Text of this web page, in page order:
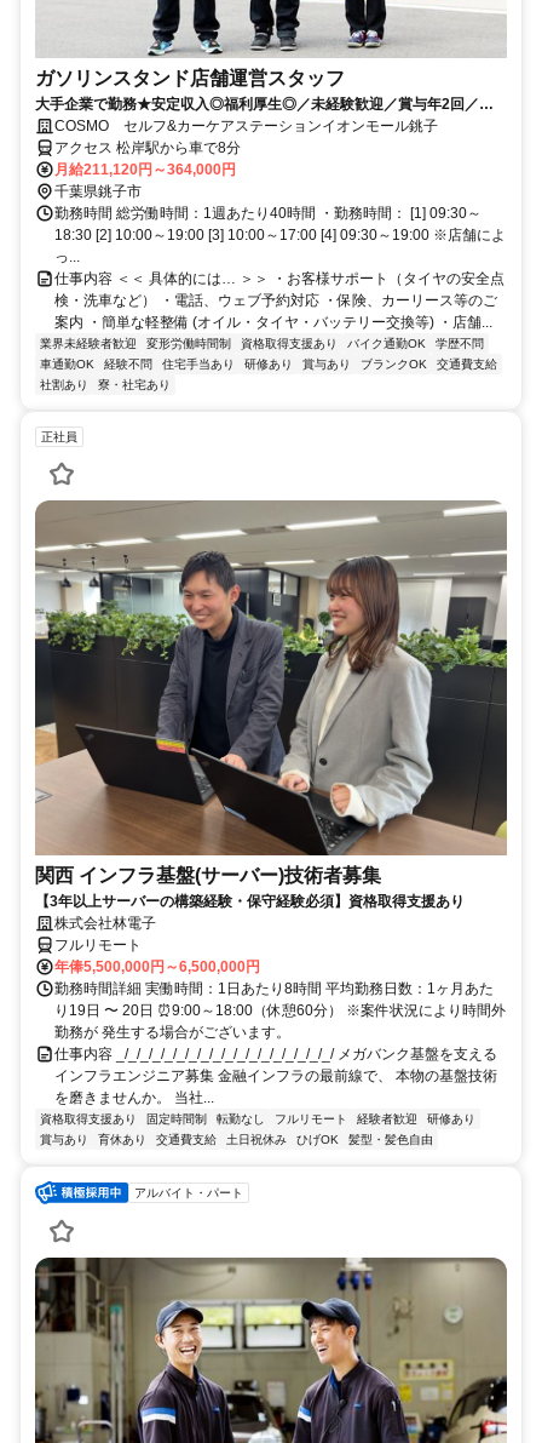
ガソリンスタンド店舗運営スタッフ
大手企業で勤務★安定収入◎福利厚生◎／未経験歓迎／賞与年2回／月9
～12日休み+休暇制度も充実◎／サービス残業無し
COSMO セルフ&カーケアステーションイオンモール銚子
アクセス 松岸駅から車で8分
月給211,120円～364,000円
千葉県銚子市
勤務時間 総労働時間：1週あたり40時間 ・勤務時間： [1] 09:30～
18:30 [2] 10:00～19:00 [3] 10:00～17:00 [4] 09:30～19:00 ※店舗によ
っ...
仕事内容 ＜＜ 具体的には… ＞＞ ・お客様サポート（タイヤの安全点
検・洗車など） ・電話、ウェブ予約対応 ・保険、カーリース等のご
案内 ・簡単な軽整備 (オイル・タイヤ・バッテリー交換等) ・店舗...
業界未経験者歓迎 変形労働時間制 資格取得支援あり バイク通勤OK
学歴不問
車通勤OK
経験不問 住宅手当あり 研修あり 賞与あり ブランクOK
交通費支給
社割あり
寮・社宅あり
正社員
関西 インフラ基盤(サーバー)技術者募集
【3年以上サーバーの構築経験・保守経験必須】資格取得支援あり
株式会社林電子
フルリモート
年俸5,500,000円～6,500,000円
勤務時間詳細 実働時間：1日あたり8時間 平均勤務日数：1ヶ月あた
り19日 〜 20日 ⏰9:00～18:00（休憩60分） ※案件状況により時間外
勤務が 発生する場合がございます。
仕事内容 _/_/_/_/_/_/_/_/_/_/_/_/_/_/_/_/_/_/ メガバンク基盤を支える
インフラエンジニア募集 金融インフラの最前線で、 本物の基盤技術
を磨きませんか。 当社...
資格取得支援あり 固定時間制 転勤なし フルリモート 経験者歓迎
研修あり
賞与あり
育休あり 交通費支給 土日祝休み ひげOK 髪型・髪色自由
アルバイト・パート